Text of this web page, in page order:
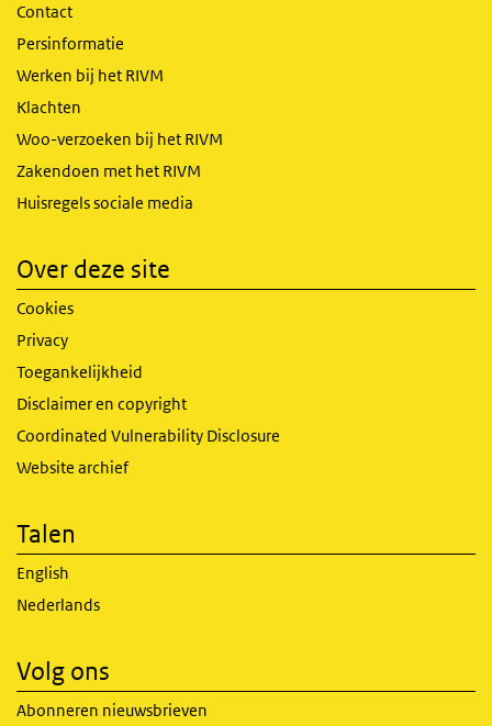
Contact
Persinformatie
Werken bij het RIVM
Klachten
Woo-verzoeken bij het RIVM
Zakendoen met het RIVM
Huisregels sociale media
Over deze site
Cookies
Privacy
Toegankelijkheid
Disclaimer en copyright
Coordinated Vulnerability Disclosure
Website archief
Talen
English
Nederlands
Volg ons
Abonneren nieuwsbrieven